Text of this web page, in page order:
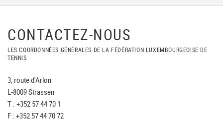
CONTACTEZ-NOUS
LES COORDONNÉES GÉNÉRALES DE LA FÉDÉRATION LUXEMBOURGEOISE DE
TENNIS
3, route d'Arlon
L-8009 Strassen
T : +352 57 44 70 1
F : +352 57 44 70 72